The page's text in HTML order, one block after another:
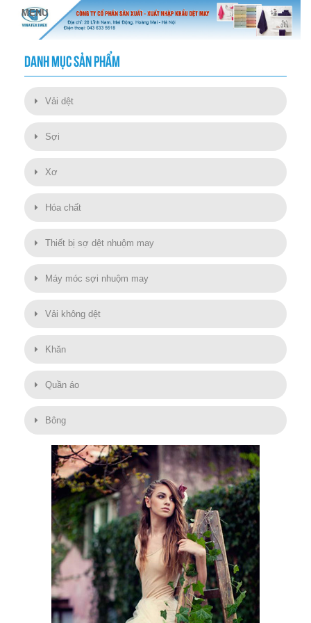
DANH MỤC SẢN PHẨM
Vải dệt
Sợi
Xơ
Hóa chất
Thiết bị sợ dệt nhuộm may
Máy móc sợi nhuộm may
Vải không dệt
Khăn
Quần áo
Bông